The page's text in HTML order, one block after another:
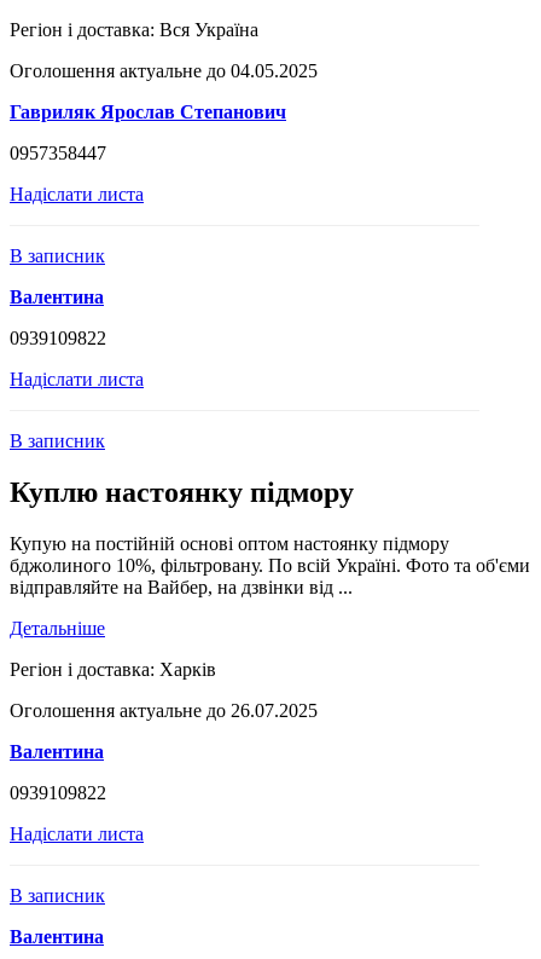
Регіон і доставка: Вся Україна
Оголошення актуальне до 04.05.2025
Гавриляк Ярослав Степанович
0957358447
Надіслати листа
В записник
Валентина
0939109822
Надіслати листа
В записник
Куплю настоянку підмору
Купую на постійній основі оптом настоянку підмору
бджолиного 10%, фільтровану. По всій Україні. Фото та об'єми
відправляйте на Вайбер, на дзвінки від ...
Детальніше
Регіон і доставка: Харків
Оголошення актуальне до 26.07.2025
Валентина
0939109822
Надіслати листа
В записник
Валентина